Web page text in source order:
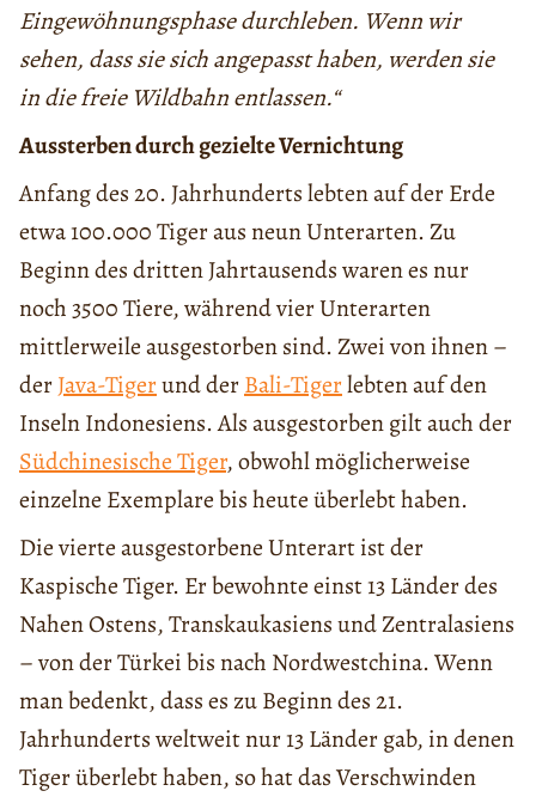
Eingewöhnungsphase durchleben. Wenn wir
sehen, dass sie sich angepasst haben, werden sie
in die freie Wildbahn entlassen.“
Aussterben durch gezielte Vernichtung
Anfang des 20. Jahrhunderts lebten auf der Erde
etwa 100.000 Tiger aus neun Unterarten. Zu
Beginn des dritten Jahrtausends waren es nur
noch 3500 Tiere, während vier Unterarten
mittlerweile ausgestorben sind. Zwei von ihnen –
derJava-Tigerund derBali-Tigerlebten auf den
Inseln Indonesiens. Als ausgestorben gilt auch der
Südchinesische Tiger, obwohl möglicherweise
einzelne Exemplare bis heute überlebt haben.
Die vierte ausgestorbene Unterart ist der
Kaspische Tiger. Er bewohnte einst 13 Länder des
Nahen Ostens, Transkaukasiens und Zentralasiens
– von der Türkei bis nach Nordwestchina. Wenn
man bedenkt, dass es zu Beginn des 21.
Jahrhunderts weltweit nur 13 Länder gab, in denen
Tiger überlebt haben, so hat das Verschwinden